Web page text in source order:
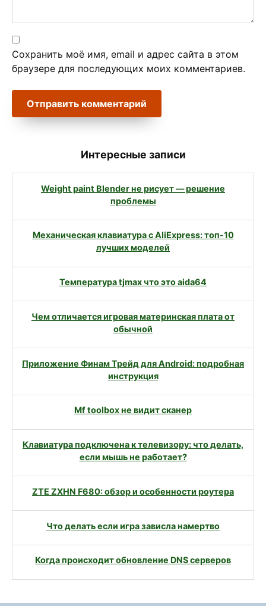
Сохранить моё имя, email и адрес сайта в этом
браузере для последующих моих комментариев.
Интересные записи
Weight paint Blender не рисует — решение
проблемы
Механическая клавиатура с AliExpress: топ-10
лучших моделей
Температура tjmax что это aida64
Чем отличается игровая материнская плата от
обычной
Приложение Финам Трейд для Android: подробная
инструкция
Mf toolbox не видит сканер
Клавиатура подключена к телевизору: что делать,
если мышь не работает?
ZTE ZXHN F680: обзор и особенности роутера
Что делать если игра зависла намертво
Когда происходит обновление DNS серверов